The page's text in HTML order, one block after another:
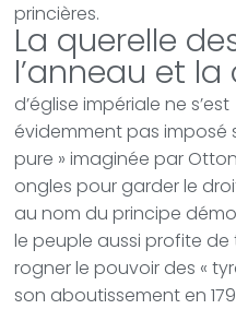
princières.
La querelle
l’anneau et la
d’église impériale ne s’est
évidemment pas imposé
pure » imaginée par
ongles pour garder le
au nom du principe
le peuple aussi profite
rogner le pouvoir des «
son aboutissement en